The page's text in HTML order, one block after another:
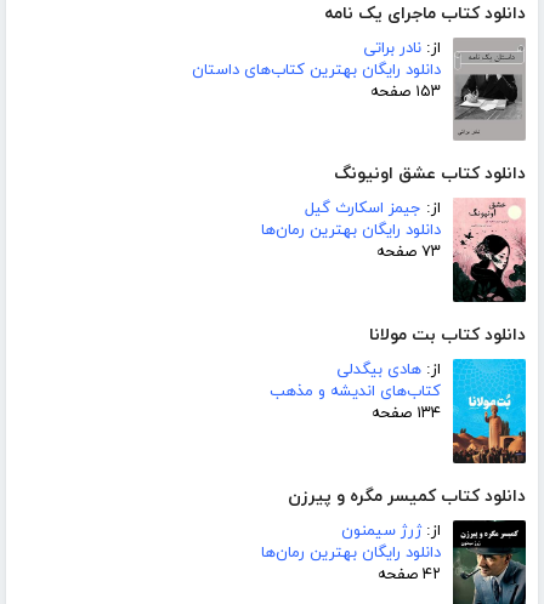
دانلود کتاب ماجرای یک نامه
از: نادر براتی
دانلود رایگان بهترین کتاب‌های داستان
۱۵۳ صفحه
دانلود کتاب عشق اونیونگ
از: جیمز اسکارث گیل
دانلود رایگان بهترین رمان‌ها
۷۳ صفحه
دانلود کتاب بت مولانا
از: هادی بیگدلی
کتاب‌های اندیشه و مذهب
۱۳۴ صفحه
دانلود کتاب کمیسر مگره و پیرزن
از:ژرژ سیمنون
دانلود رایگان بهترین رمان‌ها
۴۲ صفحه